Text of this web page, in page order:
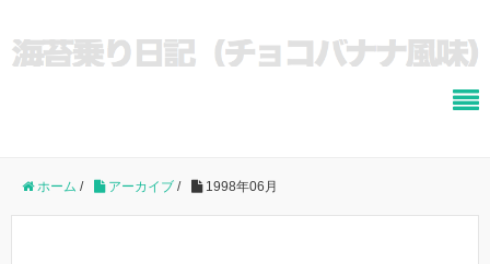
ホーム / アーカイブ / 1998年06月